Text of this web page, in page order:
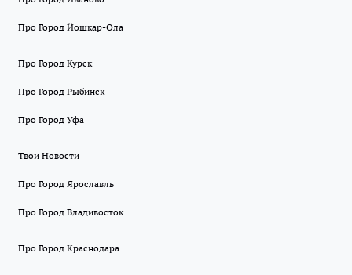
Про Город Йошкар-Ола
Про Город Курск
Про Город Рыбинск
Про Город Уфа
Твои Новости
Про Город Ярославль
Про Город Владивосток
Про Город Краснодара